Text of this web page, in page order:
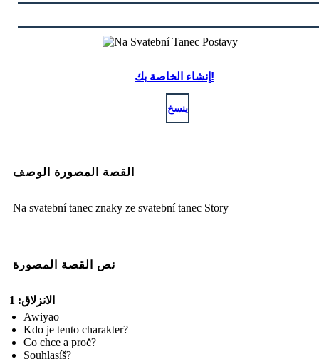
إنشاء الخاصة بك!
ينسخ
القصة المصورة الوصف
Na svatební tanec znaky ze svatební tanec Story
نص القصة المصورة
الانزلاق: 1
Awiyao
Kdo je tento charakter?
Co chce a proč?
Souhlasíš?